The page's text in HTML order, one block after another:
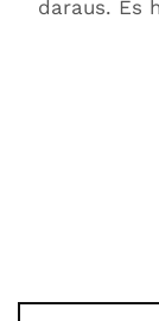
daraus. Es